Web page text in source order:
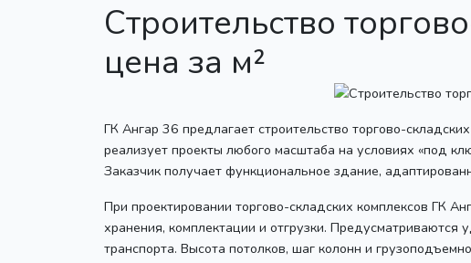
Строительство
цена за м²
ГК Ангар 36 предлагает строительство торгово-
реализует проекты любого масштаба на условиях «под
Заказчик получает функциональное здание,
При проектировании торгово-складских комплексов ГК
хранения, комплектации и отгрузки.
транспорта. Высота потолков, шаг колонн и